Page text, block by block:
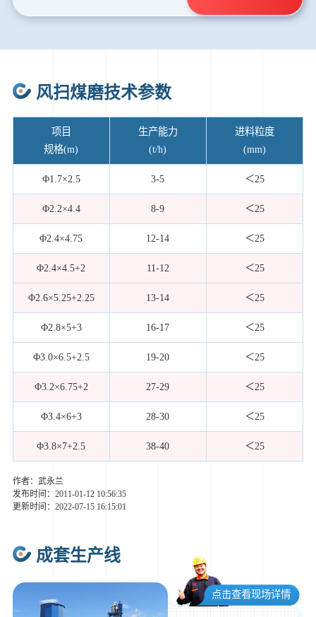
风扫煤磨技术参数
项目
规格(m)
生产能力
(t/h)
进料粒度
(mm)
Φ1.7×2.5 3-5 ＜25
Φ2.2×4.4 8-9 ＜25
Φ2.4×4.75 12-14 ＜25
Φ2.4×4.5+2 11-12 ＜25
Φ2.6×5.25+2.25 13-14 ＜25
Φ2.8×5+3 16-17 ＜25
Φ3.0×6.5+2.5 19-20 ＜25
Φ3.2×6.75+2 27-29 ＜25
Φ3.4×6+3 28-30 ＜25
Φ3.8×7+2.5 38-40 ＜25
作者：武永兰
发布时间：2011-01-12 10:56:35
更新时间：2022-07-15 16:15:01
成套生产线
点击查看现场详情